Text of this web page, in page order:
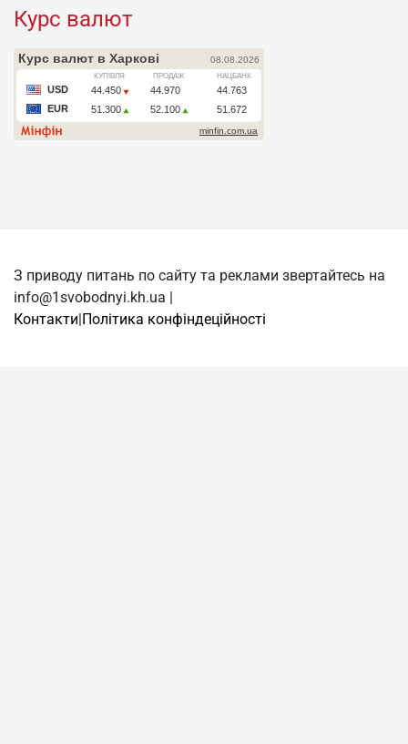
Курс валют
З приводу питань по сайту та реклами звертайтесь на
info@1svobodnyi.kh.ua |
Контакти Політика конфіндеційності